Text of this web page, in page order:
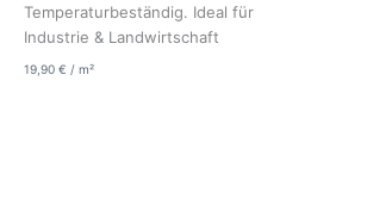
Temperaturbeständig. Ideal für
Industrie & Landwirtschaft
19,90 € / m²